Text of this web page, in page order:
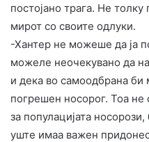
постојано трага. Не толку
мирот со своите одлуки.
-Хантер не можеше да ја
можеле неочекувано да
и дека во самоодбрана би
погрешен носорог. Тоа
за популацијата
уште имаа важен